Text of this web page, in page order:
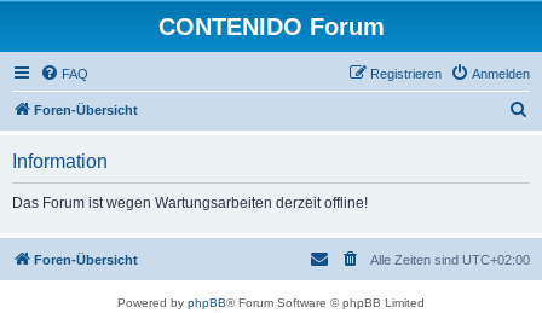
CONTENIDO Forum
FAQ Anmelden
Registrieren
Foren-Übersicht
Information
Das Forum ist wegen Wartungsarbeiten derzeit offline!
Foren-Übersicht Alle Zeiten sind UTC+02:00
Powered by phpBB® Forum Software © phpBB Limited